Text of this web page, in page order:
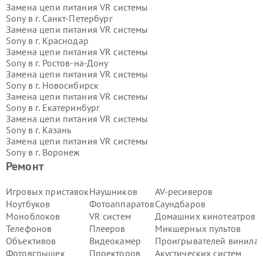
Ремонт
Игровых приставок
Ноутбуков
Моноблоков
Телефонов
Объективов
Фотовспышек
Наушников
Фотоаппаратов
VR систем
Плееров
Видеокамер
Проекторов
AV-ресиверов
Саундбаров
Домашних кинотеатров
Микшерных пультов
Проигрывателей винила
Акустических систем
Замена цепи питания VR системы
Sony в г. Санкт-Петербург
Замена цепи питания VR системы
Sony в г. Краснодар
Замена цепи питания VR системы
Sony в г. Ростов-на-Дону
Замена цепи питания VR системы
Sony в г. Новосибирск
Замена цепи питания VR системы
Sony в г. Екатеринбург
Замена цепи питания VR системы
Sony в г. Казань
Замена цепи питания VR системы
Sony в г. Воронеж
Замена цепи питания VR системы
Sony в г.Волгоград
Sony в г.Самара
Замена цепи питания VR системы
Sony в г.Пермь
Замена цепи питания VR системы
Sony в г.Красноярск
Замена цепи питания VR системы